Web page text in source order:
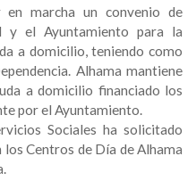
marcha un convenio de
y el Ayuntamiento para la
a domicilio, teniendo como
Alhama mantiene
a domicilio financiado los
por el Ayuntamiento.
Sociales ha solicitado
Centros de Día de Alhama